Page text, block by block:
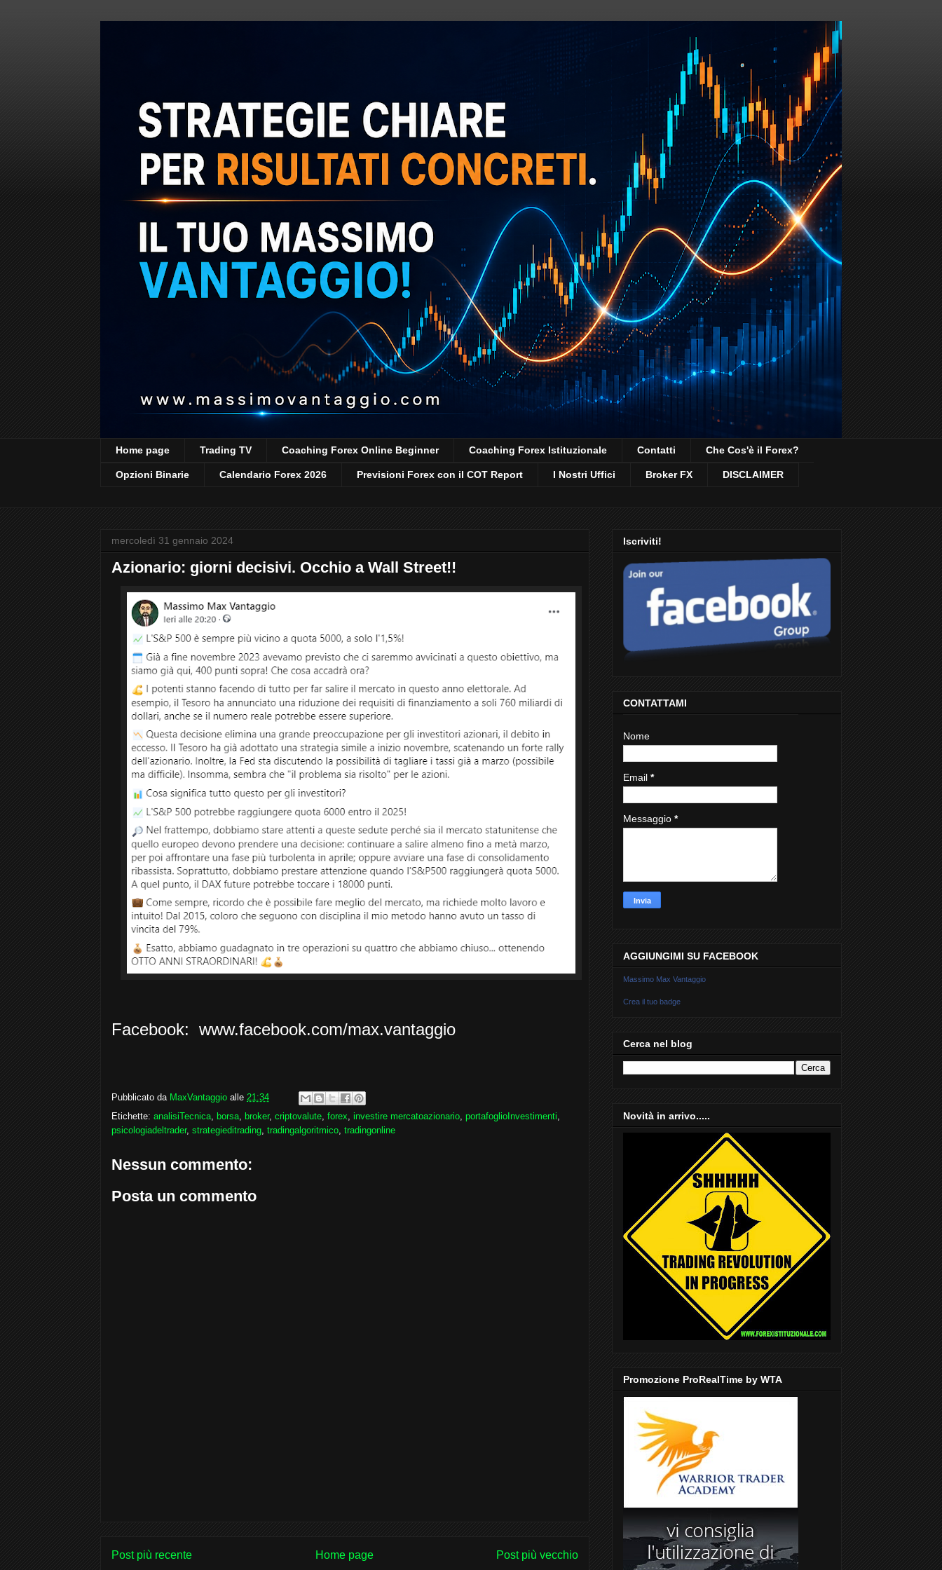
Home page Trading TV Coaching Forex Online Beginner Coaching Forex Istituzionale Contatti Che Cos'è il Forex?
Opzioni Binarie Calendario Forex 2026 Previsioni Forex con il COT Report I Nostri Uffici Broker FX DISCLAIMER
mercoledì 31 gennaio 2024
Azionario: giorni decisivi. Occhio a Wall Street!!
Facebook: www.facebook.com/max.vantaggio
Pubblicato da MaxVantaggio alle 21:34
Etichette: analisiTecnica borsa broker, criptovalute forex investire mercatoazionario portafoglioInvestimenti
psicologiadeltrader, strategieditrading tradingalgoritmico tradingonline
Nessun commento:
Posta un commento
Post più recente Post più vecchio
Home page
Iscriviti!
CONTATTAMI
Nome
Email *
Messaggio *
AGGIUNGIMI SU FACEBOOK
Massimo Max Vantaggio
Crea il tuo badge
Cerca nel blog
Novità in arrivo.....
Promozione ProRealTime by WTA